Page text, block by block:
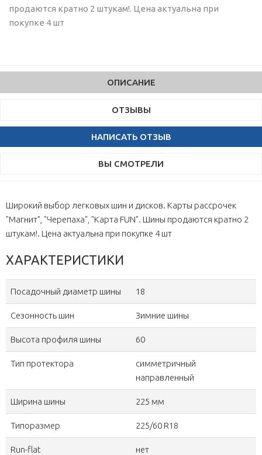
продаются кратно 2 штукам!. Цена актуальна при
покупке 4 шт
ОПИСАНИЕ
ОТЗЫВЫ
НАПИСАТЬ ОТЗЫВ
ВЫ СМОТРЕЛИ
Широкий выбор легковых шин и дисков. Карты рассрочек
"Магнит", "Черепаха", "Карта FUN". Шины продаются кратно 2
штукам!. Цена актуальна при покупке 4 шт
ХАРАКТЕРИСТИКИ
Посадочный диаметр шины 18
Сезонность шин Зимние шины
Высота профиля шины 60
Тип протектора
симметричный
направленный
Ширина шины 225 мм
Типоразмер 225/60 R18
Run-flat нет